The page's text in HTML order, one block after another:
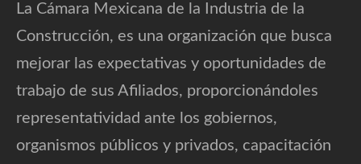
La Cámara Mexicana de la Industria de la
Construcción, es una organización que busca
mejorar las expectativas y oportunidades de
trabajo de sus Afiliados, proporcionándoles
representatividad ante los gobiernos,
organismos públicos y privados, capacitación